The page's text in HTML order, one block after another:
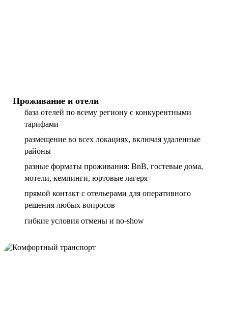
Проживание и отели
база отелей по всему региону с конкурентными
тарифами
размещение во всех локациях, включая удаленные
районы
разные форматы проживания: BnB, гостевые дома,
мотели, кемпинги, юртовые лагеря
прямой контакт с отельерами для оперативного
решения любых вопросов
гибкие условия отмены и no-show